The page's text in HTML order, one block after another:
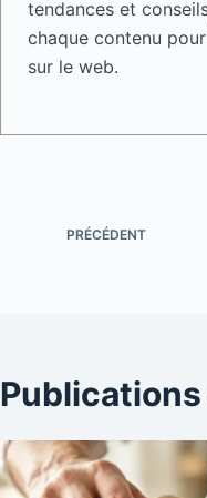
tendances et
chaque contenu
sur le web.
PRÉCÉDENT